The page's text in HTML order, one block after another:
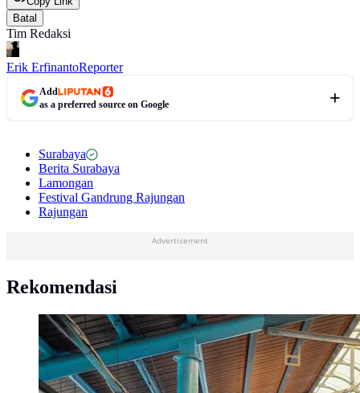
Batal
Tim Redaksi
Erik ErfinantoReporter
Add
as a preferred source on Google
Surabaya
Berita Surabaya
Lamongan
Festival Gandrung Rajungan
Rajungan
Advertisement
Rekomendasi